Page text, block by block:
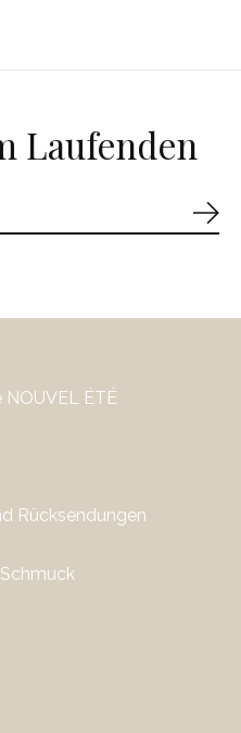
Laufenden
ÉTÉ
Rücksendungen